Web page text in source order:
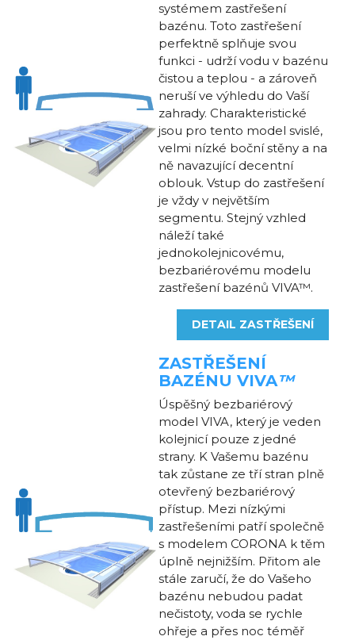
systémem zastřešení
bazénu. Toto zastřešení
perfektně splňuje svou
funkci - udrží vodu v bazénu
čistou a teplou - a zároveň
neruší ve výhledu do Vaší
zahrady. Charakteristické
jsou pro tento model svislé,
velmi nízké boční stěny a na
ně navazující decentní
oblouk. Vstup do zastřešení
je vždy v největším
segmentu. Stejný vzhled
náleží také
jednokolejnicovému,
bezbariérovému modelu
zastřešení bazénů VIVA™.
DETAIL ZASTŘEŠENÍ
ZASTŘEŠENÍ
BAZÉNU VIVA™
Úspěšný bezbariérový
model VIVA, který je veden
kolejnicí pouze z jedné
strany. K Vašemu bazénu
tak zůstane ze tří stran plně
otevřený bezbariérový
přístup. Mezi nízkými
zastřešeními patří společně
s modelem CORONA k těm
úplně nejnižším. Přitom ale
stále zaručí, že do Vašeho
bazénu nebudou padat
nečistoty, voda se rychle
ohřeje a přes noc téměř